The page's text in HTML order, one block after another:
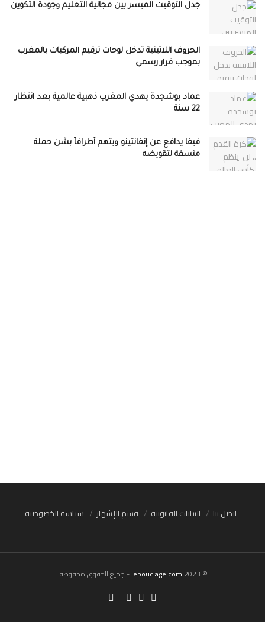
جدل التوقيت الميسر بين مجانية التعليم وجودة التكوين
الحروف اللاتينية تدخل لوحات ترقيم المركبات بالمغرب
بموجب قرار رسمي
عماد بوشجدة يهدي المغرب ذهبية عالمية بعد انتظار
22 سنة
فيفا يدافع عن إنفانتينو ويتهم أطرافاً بشن حملة
منسقة لتقويضه
اتصل بنا البيانات القانونية قسم الإشهار سياسة الخصوصية
© 2023
lebouclage.com- جميع الحقوق محفوظة.